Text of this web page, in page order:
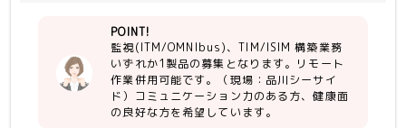
２．TIM/ISIM 構築業務
・ユーザーのセキュリティ管理
・TIM/ISIM 構築経験
・何らかの運用ツールの使用経験
POINT!
監視(ITM/OMNIbus)、TIM/ISIM 構築業務
いずれか1製品の募集となります。リモート
作業併用可能です。（現場：品川シーサイ
ド）コミュニケーション力のある方、健康面
の良好な方を希望しています。